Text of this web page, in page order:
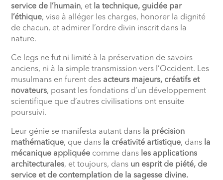
service de l’humain, et la technique, guidée par
l’éthique, vise à alléger les charges, honorer la dignité
de chacun, et admirer l’ordre divin inscrit dans la
nature.
Ce legs ne fut ni limité à la préservation de savoirs
anciens, ni à la simple transmission vers l’Occident. Les
musulmans en furent des acteurs majeurs, créatifs et
novateurs, posant les fondations d’un développement
scientifique que d’autres civilisations ont ensuite
poursuivi.
Leur génie se manifesta autant dans la précision
mathématique, que dans la créativité artistique, dans la
mécanique appliquée comme dans les applications
architecturales, et toujours, dans un esprit de piété, de
service et de contemplation de la sagesse divine.